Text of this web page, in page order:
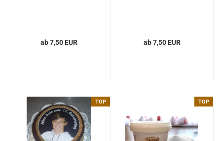
ab 7,50 EUR ab 7,50 EUR
TOP TOP